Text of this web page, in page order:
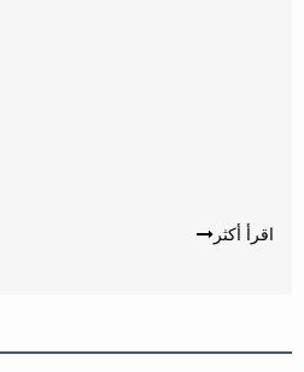
اقرأ أكثر